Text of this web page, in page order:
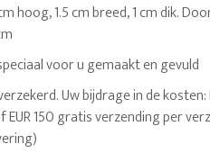
hoog, 1.5 cm breed, 1 cm dik.
voor u gemaakt en gevuld
Uw bijdrage in de kosten:
EUR 150 gratis verzending per